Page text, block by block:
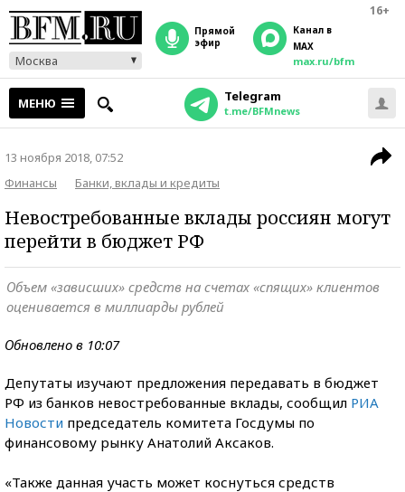
16+
Москва
прямой
эфир
Канал в
MAX
max.ru/bfm
МЕНЮ Telegram
t.me/BFMnews
13 ноября 2018, 07:52
Финансы
Банки, вклады и кредиты
Невостребованные вклады россиян могут
перейти в бюджет РФ
Объем «зависших» средств на счетах «спящих» клиентов
оценивается в миллиарды рублей
Обновлено в 10:07
Депутаты изучают предложения передавать в бюджет
РФ из банков невостребованные вклады, сообщил РИА
Новости председатель комитета Госдумы по
финансовому рынку Анатолий Аксаков.
«Также данная участь может коснуться средств